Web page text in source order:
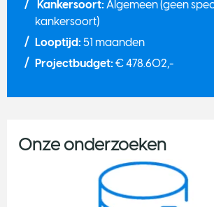
Kankersoort: Algemeen (geen
kankersoort)
Looptijd: 51 maanden
Projectbudget: € 478.602,-
Onze onderzoeken